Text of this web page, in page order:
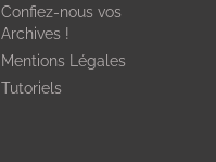
Confiez-nous vos
Archives !
Mentions Légales
Tutoriels